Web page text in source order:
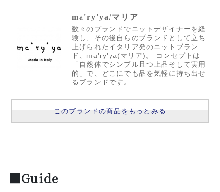
ma'ry'ya/マリア
数々のブランドでニットデザイナーを経
験し、その後自らのブランドとして立ち
上げられたイタリア発のニットブラン
ド、ma'ry'ya(マリア)。 コンセプトは
「自然体でシンプル且つ上品そして実用
的」で、どこにでも品を気軽に持ち出せ
るブランドです。
このブランドの商品をもっとみる
■Guide